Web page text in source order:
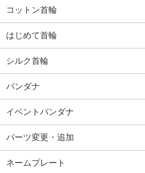
コットン首輪
はじめて首輪
シルク首輪
バンダナ
イベントバンダナ
パーツ変更・追加
ネームプレート